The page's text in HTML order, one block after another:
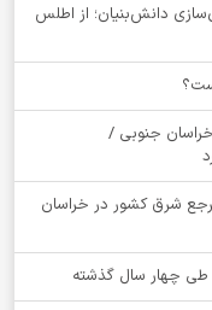
دانش‌بنیان؛ از اطلس
به خراسان جنوبی /
مرجع شرق کشور در خراسان